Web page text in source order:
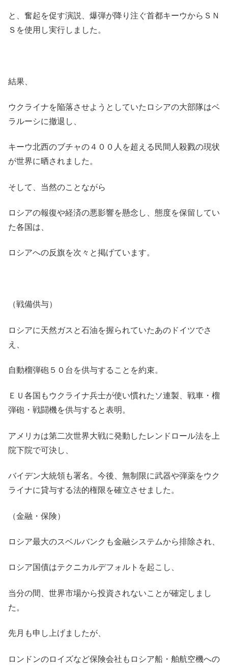
と、奮起を促す演説、爆弾が降り注ぐ首都キーウからＳＮ
Ｓを使用し実行しました。
結果、
ウクライナを陥落させようとしていたロシアの大部隊はベ
ラルーシに撤退し、
キーウ北西のブチャの４００人を超える民間人殺戮の現状
が世界に晒されました。
そして、当然のことながら
ロシアの報復や経済の悪影響を懸念し、態度を保留してい
た各国は、
ロシアへの反旗を次々と掲げています。
（戦備供与）
ロシアに天然ガスと石油を握られていたあのドイツでさ
え、
自動榴弾砲５０台を供与することを約束。
ＥＵ各国もウクライナ兵士が使い慣れたソ連製、戦車・榴
弾砲・戦闘機を供与すると表明。
アメリカは第二次世界大戦に発動したレンドロール法を上
院下院で可決し、
バイデン大統領も署名。今後、無制限に武器や弾薬をウク
ライナに貸与する法的権限を確立させました。
（金融・保険）
ロシア最大のスベルバンクも金融システムから排除され、
ロシア国債はテクニカルデフォルトを起こし、
当分の間、世界市場から投資されないことが確定しまし
た。
先月も申し上げましたが、
ロンドンのロイズなど保険会社もロシア船・舶航空機への